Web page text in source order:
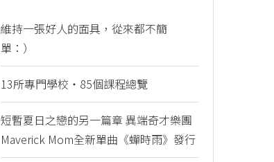
維持一張好人的面具，從來都不簡
單：）
13所專門學校・85個課程總覽
短暫夏日之戀的另一篇章 異端奇才樂團
Maverick Mom全新單曲《蟬時雨》發行